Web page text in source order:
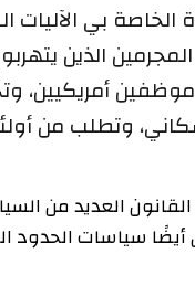
بي الآليات
الذين
أمريكيين،
وتطلب من أولئك
العديد من السياسات
الحدود